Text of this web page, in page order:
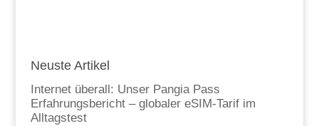
Neuste Artikel
Internet überall: Unser Pangia Pass
Erfahrungsbericht – globaler eSIM-Tarif im
Alltagstest